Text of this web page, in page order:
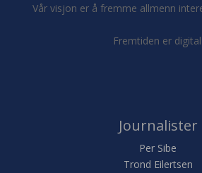
Vår visjon er å fremme allmenn
Fremtiden er digital.
Journalister
Per Sibe
Trond Eilertsen